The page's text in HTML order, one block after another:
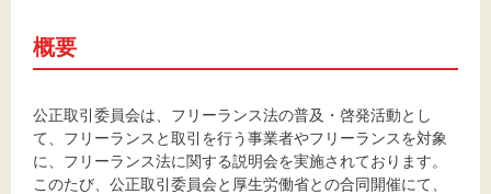
背景色
概要
公正取引委員会は、フリーランス法の普及・啓発活動とし
て、フリーランスと取引を行う事業者やフリーランスを対象
に、フリーランス法に関する説明会を実施されております。
このたび、公正取引委員会と厚生労働省との合同開催にて、